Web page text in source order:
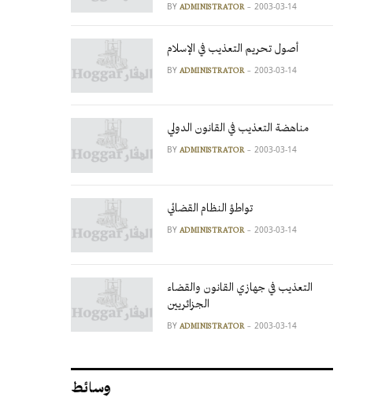
BY ADMINISTRATOR 2003-03-14
أصول تحريم التعذيب في الإسلام
BY ADMINISTRATOR 2003-03-14
مناهضة التعذيب في القانون الدولي
BY ADMINISTRATOR 2003-03-14
تواطؤ النظام القضائي
BY ADMINISTRATOR 2003-03-14
التعذيب في جهازي القانون والقضاء
الجزائريين
BY ADMINISTRATOR 2003-03-14
وسائط